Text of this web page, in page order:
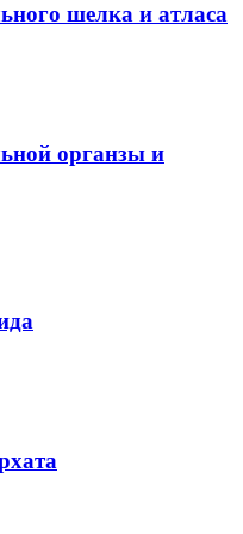
шелка и атласа
органзы и